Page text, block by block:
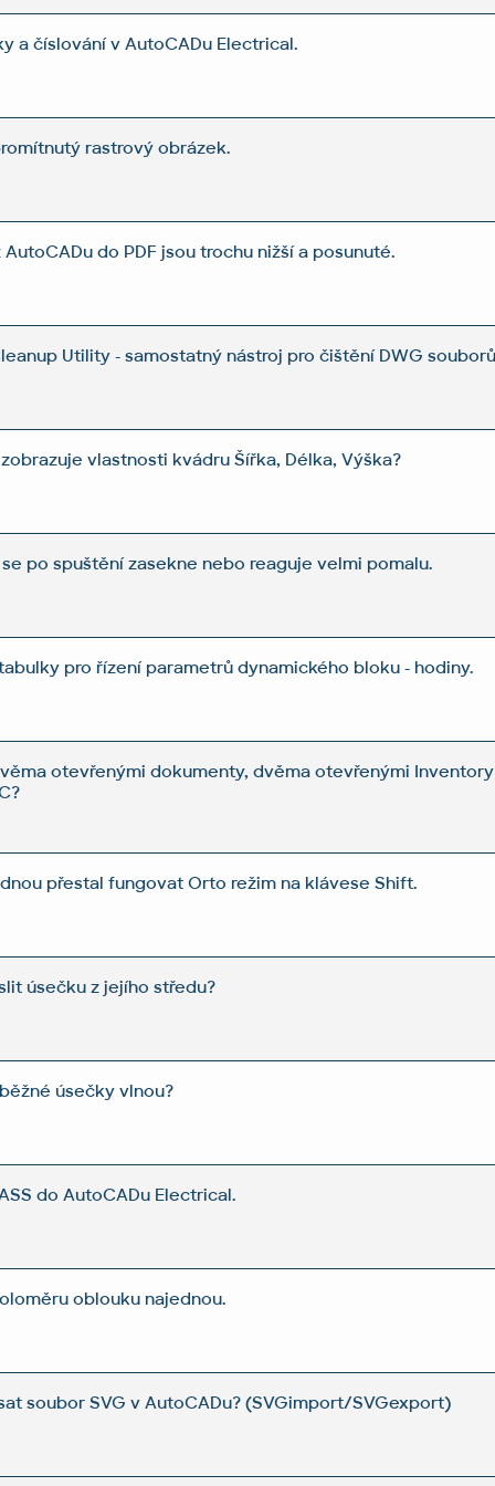
a číslování v AutoCADu Electrical.
rastrový obrázek.
do PDF jsou trochu nižší a posunuté.
Utility - samostatný nástroj pro čištění DWG
vlastnosti kvádru Šířka, Délka, Výška?
po spuštění zasekne nebo reaguje velmi pomalu.
pro řízení parametrů dynamického bloku - hodiny.
otevřenými dokumenty, dvěma otevřenými
přestal fungovat Orto režim na klávese Shift.
úsečku z jejího středu?
úsečky vlnou?
do AutoCADu Electrical.
oblouku najednou.
soubor SVG v AutoCADu? (SVGimport/SVGexport)